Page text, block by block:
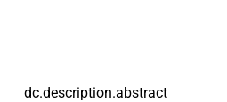
dc.description.abstract